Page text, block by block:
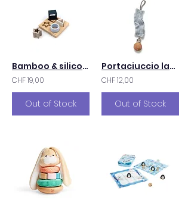
Bamboo & silicone puzzle
CHF 19,00
Out of Stock
Portaciuccio lavorato a maglia
CHF 12,00
Out of Stock